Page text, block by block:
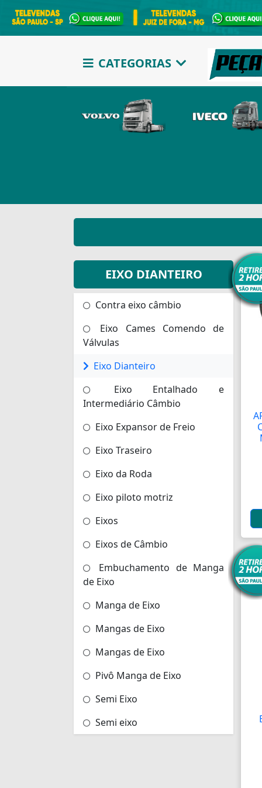
CATEGORIAS
EIXO DIANTEIRO
Contra eixo câmbio
Eixo Cames Comendo de
Válvulas
Eixo Dianteiro
Eixo Entalhado e
Intermediário Câmbio
Eixo Expansor de Freio
Eixo Traseiro
Eixo da Roda
Eixo piloto motriz
Eixos
Eixos de Câmbio
Embuchamento de Manga
de Eixo
Manga de Eixo
Mangas de Eixo
Mangas de Eixo
Pivô Manga de Eixo
Semi Eixo
Semi eixo